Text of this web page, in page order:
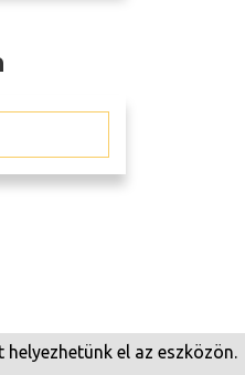
el az eszközön.